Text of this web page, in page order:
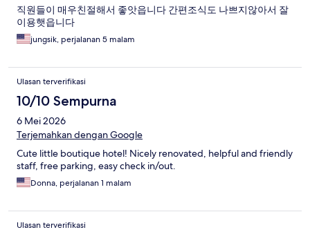
직원들이 매우친절해서 좋앗읍니다 간편조식도 나쁘지않아서 잘
이용햇읍니다
jungsik, perjalanan 5 malam
Ulasan terverifikasi
10/10 Sempurna
6 Mei 2026
Terjemahkan dengan Google
Cute little boutique hotel! Nicely renovated, helpful and friendly
staff, free parking, easy check in/out.
Donna, perjalanan 1 malam
Ulasan terverifikasi